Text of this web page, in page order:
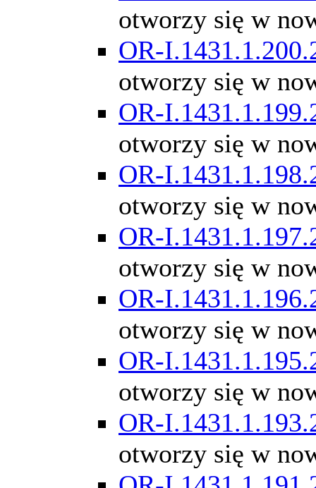
otworzy się w
OR-
otworzy się w
OR-
otworzy się w
OR-
otworzy się w
OR-
otworzy się w
OR-
otworzy się w
OR-
otworzy się w
OR-
otworzy się w